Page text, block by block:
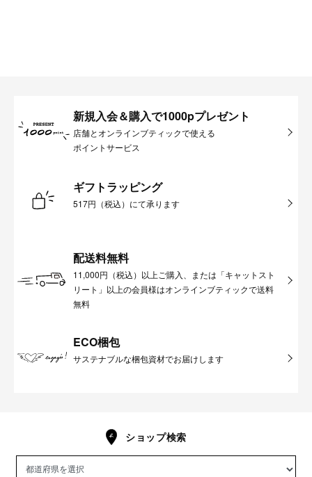
新規入会＆購入で1000pプレゼント
店舗とオンラインブティックで使える
ポイントサービス
ギフトラッピング
517円（税込）にて承ります
配送料無料
11,000円（税込）以上ご購入、または「キャットスト
リート」以上の会員様はオンラインブティックで送料
無料
ECO梱包
サステナブルな梱包資材でお届けします
ショップ検索